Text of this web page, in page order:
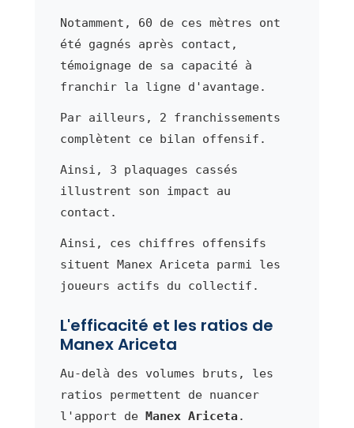
Notamment, 60 de ces mètres ont
été gagnés après contact,
témoignage de sa capacité à
franchir la ligne d'avantage.
Par ailleurs, 2 franchissements
complètent ce bilan offensif.
Ainsi, 3 plaquages cassés
illustrent son impact au
contact.
Ainsi, ces chiffres offensifs
situent Manex Ariceta parmi les
joueurs actifs du collectif.
L'efficacité et les ratios de
Manex Ariceta
Au-delà des volumes bruts, les
ratios permettent de nuancer
l'apport de Manex Ariceta .